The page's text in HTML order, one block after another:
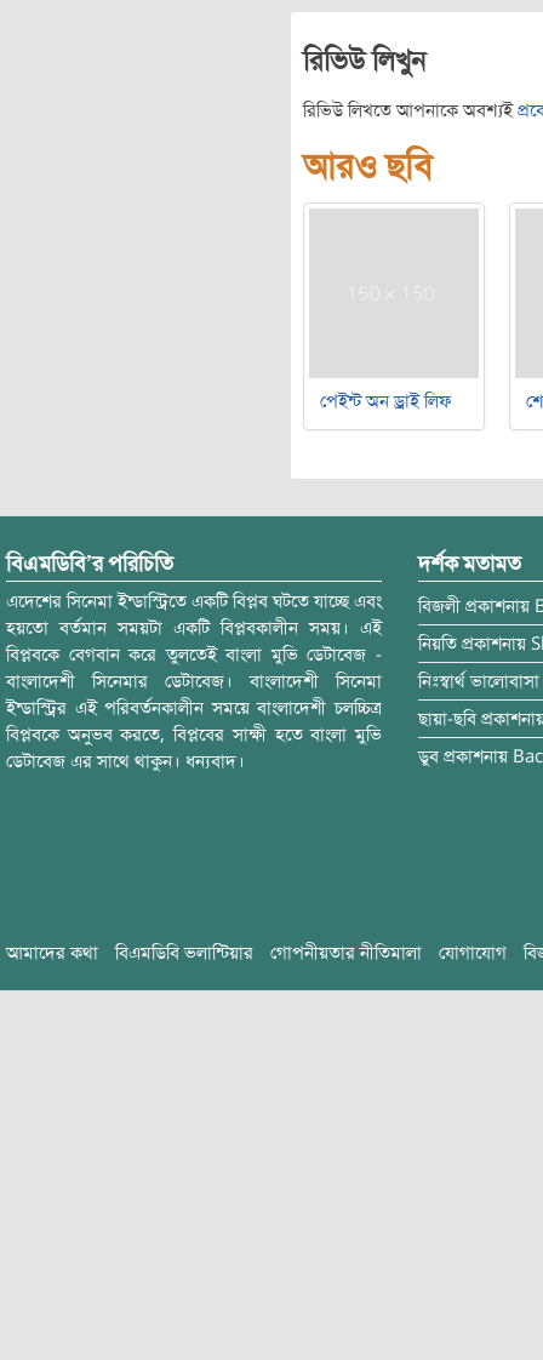
রিভিউ লিখুন
রিভিউ লিখতে আপনাকে অবশ্যই
আরও ছবি
পেইন্ট অন ড্রাই লিফ
বিএমডিবি’র পরিচিতি
এদেশের সিনেমা ইন্ডাস্ট্রিতে একটি বিপ্লব ঘটতে যাচ্ছে এবং
হয়তো বর্তমান সময়টা একটি বিপ্লবকালীন সময়। এই
বিপ্লবকে বেগবান করে তুলতেই বাংলা মুভি ডেটাবেজ -
বাংলাদেশী সিনেমার ডেটাবেজ। বাংলাদেশী সিনেমা
ইন্ডাস্ট্রির এই পরিবর্তনকালীন সময়ে বাংলাদেশী চলচ্চিত্র
বিপ্লবকে অনুভব করতে, বিপ্লবের সাক্ষী হতে বাংলা মুভি
ডেটাবেজ এর সাথে থাকুন। ধন্যবাদ।
দর্শক মতামত
বিজলী প্রকাশনায়
নিয়তি প্রকাশনায়
নিঃস্বার্থ ভালোবাসা
ছায়া-ছবি
ডুব প্রকাশনায়
আমাদের কথা বিএমডিবি ভলান্টিয়ার গোপনীয়তার নীতিমালা যোগাযোগ